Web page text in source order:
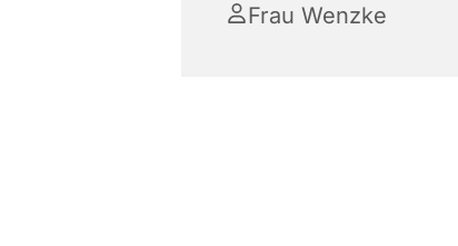
Frau Wenzke